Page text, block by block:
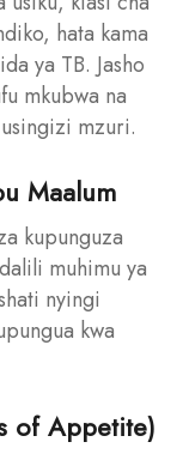
hata kama
ya TB. Jasho
mkubwa na
mzuri.
Maalum
kupunguza
muhimu ya
nyingi
kwa
of Appetite)